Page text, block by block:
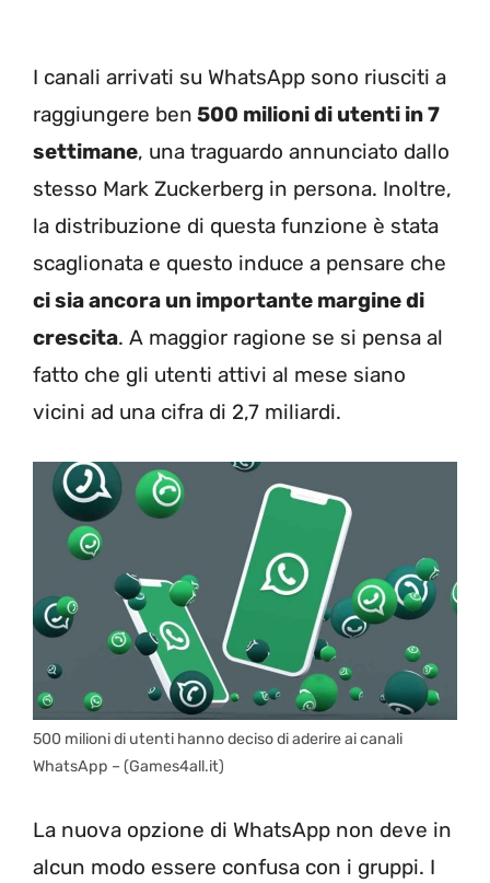
I canali arrivati su WhatsApp sono riusciti a
raggiungere ben 500 milioni di utenti in 7
settimane, una traguardo annunciato dallo
stesso Mark Zuckerberg in persona. Inoltre,
la distribuzione di questa funzione è stata
scaglionata e questo induce a pensare che
ci sia ancora un importante margine di
crescita. A maggior ragione se si pensa al
fatto che gli utenti attivi al mese siano
vicini ad una cifra di 2,7 miliardi.
500 milioni di utenti hanno deciso di aderire ai canali
WhatsApp – (Games4all.it)
La nuova opzione di WhatsApp non deve in
alcun modo essere confusa con i gruppi. I